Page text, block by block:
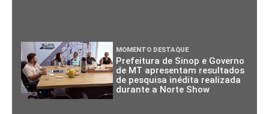
MOMENTO DESTAQUE
Prefeitura de Sinop e Governo
de MT apresentam resultados
de pesquisa inédita realizada
durante a Norte Show